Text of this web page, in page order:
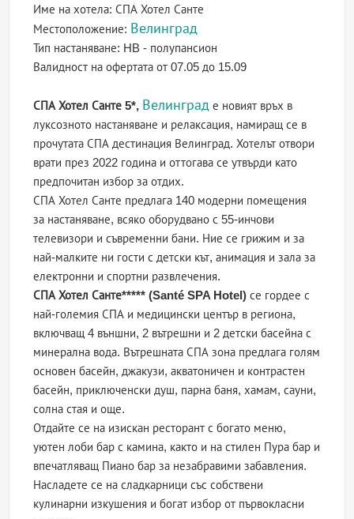
Име на хотела:СПА Хотел Санте
Местоположение: Велинград
Тип настаняване: HB - полупансион
Валидност на офертатаот 07.05 до 15.09
СПА Хотел Санте 5*, Велинград е новият връх в
луксозното настаняване и релаксация, намиращ се в
прочутата СПА дестинация Велинград. Хотелът отвори
врати през 2022 година и оттогава се утвърди като
предпочитан избор за отдих.
СПА Хотел Санте предлага 140 модерни помещения
за настаняване, всяко оборудвано с 55-инчови
телевизори и съвременни бани. Ние се грижим и за
най-малките ни гости с детски кът, анимация и зала за
електронни и спортни развлечения.
СПА Хотел Санте***** (Santé SPA Hotel) се гордее с
най-големия СПА и медицински център в региона,
включващ 4 външни, 2 вътрешни и 2 детски басейна с
минерална вода. Вътрешната СПА зона предлага голям
основен басейн, джакузи, акватоничен и контрастен
басейн, приключенски душ, парна баня, хамам, сауни,
солна стая и още.
Отдайте се на изискан ресторант с богато меню,
уютен лоби бар с камина, както и на стилен Пура бар и
впечатляващ Пиано бар за незабравими забавления.
Насладете се на сладкарници със собствени
кулинарни изкушения и богат избор от първокласни